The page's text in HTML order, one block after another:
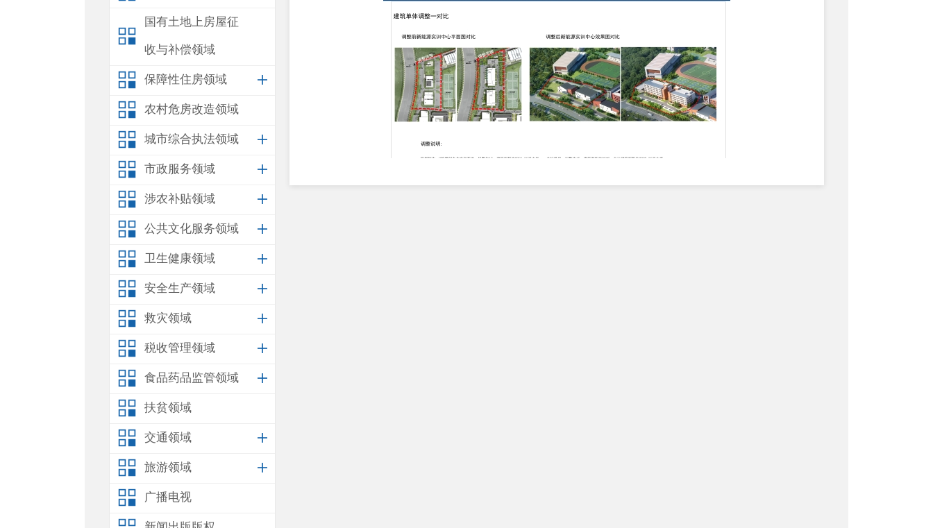
国有土地上房屋征
收与补偿领域
保障性住房领域
农村危房改造领域
城市综合执法领域
市政服务领域
涉农补贴领域
公共文化服务领域
卫生健康领域
安全生产领域
救灾领域
税收管理领域
食品药品监管领域
扶贫领域
交通领域
旅游领域
广播电视